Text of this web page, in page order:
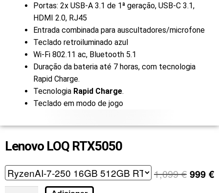
Portas: 2x USB-A 3.1 de 1ª geração, USB-C 3.1,
HDMI 2.0, RJ45
Entrada combinada para auscultadores/microfone
Teclado retroiluminado azul
Wi-Fi 802.11 ac, Bluetooth 5.1
Duração da bateria até 7 horas, com tecnologia
Rapid Charge.
Tecnologia Rapid Charge.
Teclado em modo de jogo
Lenovo LOQ RTX5050
1,099€ 999 €